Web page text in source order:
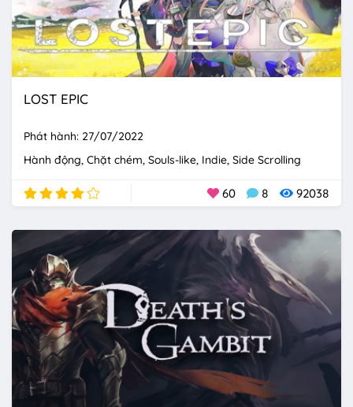
LOST EPIC
Phát hành: 27/07/2022
Hành động Chặt chém Souls-like Indie Side Scrolling
60 8 92038